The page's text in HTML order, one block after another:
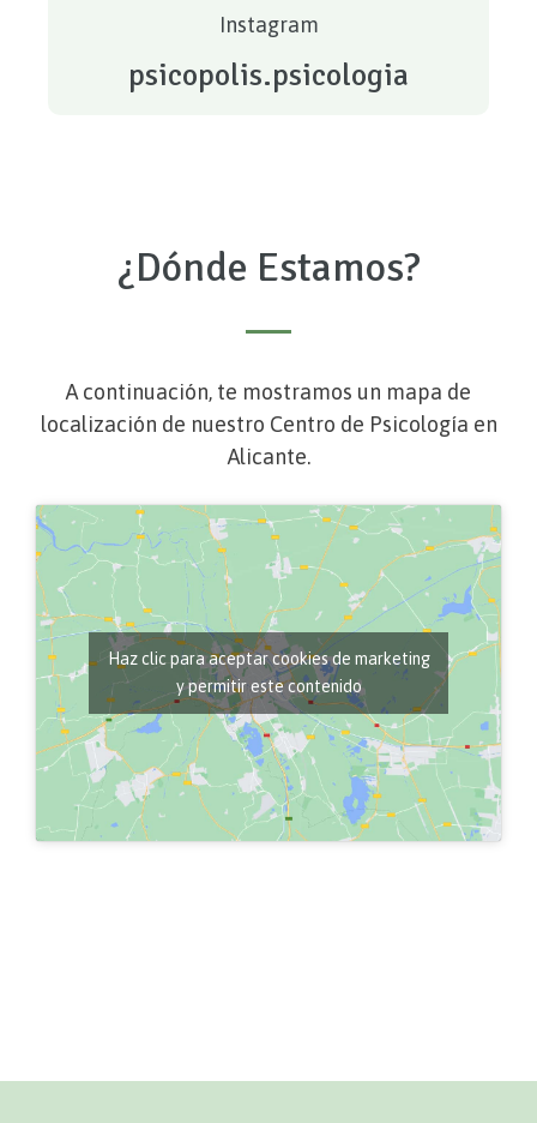
Instagram
psicopolis.psicologia
¿Dónde Estamos?
A continuación, te mostramos un mapa de
localización de nuestro Centro de Psicología en
Alicante.
Haz clic para aceptar cookies de marketing
y permitir este contenido